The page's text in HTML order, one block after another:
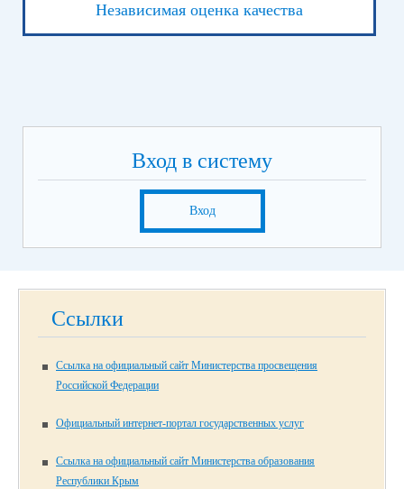
Независимая оценка качества
Вход в систему
Вход
Ссылки
Ссылка на официальный сайт Министерства просвещения
Российской Федерации
Официальный интернет-портал государственных услуг
Ссылка на официальный сайт Министерства образования
Республики Крым